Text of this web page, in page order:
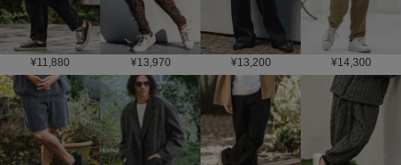
¥11,880 ¥13,970 ¥13,200 ¥14,300